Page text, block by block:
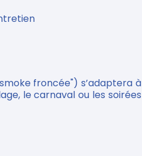
froncée") s’adaptera à
le carnaval ou les soirées